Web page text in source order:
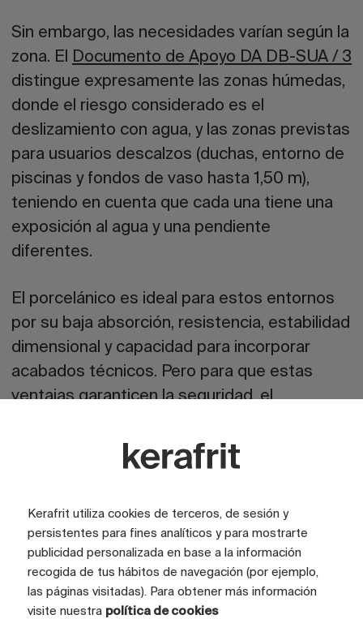
Sin embargo, las necesidades varían según la
zona. El Documento de Apoyo DA DB-SUA / 3
distingue expresamente las zonas húmedas,
donde el riesgo considerado es el
deslizamiento con agua, y las zonas previstas
para usuarios descalzos (duchas, entorno de
piscinas y fondos de vaso hasta 1,50 m),
teniendo en cuenta que cada una tiene una
exposición al agua y una pendiente
diferentes.
El porcelánico es ideal para estos entornos
por su baja absorción, resistencia, estabilidad
dimensional y capacidad para incorporar
acabados técnicos. Pero para que estas
ventajas garanticen la seguridad, el
¿Se puede limpiar correctamente?
¿Mantiene sus prestaciones en el
tiempo?
Kerafrit utiliza cookies de terceros, de sesión y
persistentes para fines analíticos y para mostrarte
publicidad personalizada en base a la información
recogida de tus hábitos de navegación (por ejemplo,
las páginas visitadas). Para obtener más información
visite nuestra política de cookies